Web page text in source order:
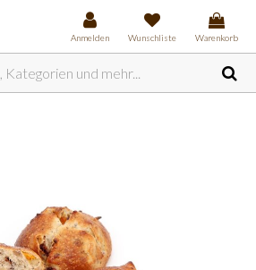
Anmelden Wunschliste Warenkorb